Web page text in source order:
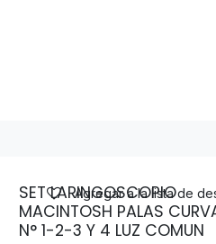
SET LARINGOSCOPIO
MACINTOSH PALAS
N° 1-2-3 Y 4 LUZ COMUN
Agregar a la lista de